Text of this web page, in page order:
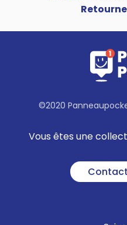
©2020
Vous êtes une